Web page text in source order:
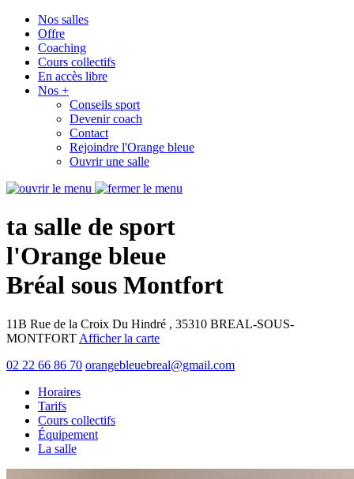
Nos salles
Offre
Coaching
Cours collectifs
En accès libre
Nos +
Conseils sport
Devenir coach
Contact
Rejoindre l'Orange bleue
Ouvrir une salle
ta salle de sport
l'Orange bleue
Bréal sous Montfort
11B Rue de la Croix Du Hindré , 35310 BREAL-SOUS-
MONTFORT Afficher la carte
02 22 66 86 70 orangebleuebreal@gmail.com
Horaires
Tarifs
Cours collectifs
Équipement
La salle